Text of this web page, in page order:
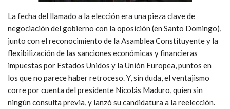
La fecha del llamado a la elección era una pieza clave de
negociación del gobierno con la oposición (en Santo Domingo),
junto con el reconocimiento de la Asamblea Constituyente y la
flexibilización de las sanciones económicas y financieras
impuestas por Estados Unidos y la Unión Europea, puntos en
los que no parece haber retroceso. Y, sin duda, el ventajismo
corre por cuenta del presidente Nicolás Maduro, quien sin
ningún consulta previa, y lanzó su candidatura a la reelección.